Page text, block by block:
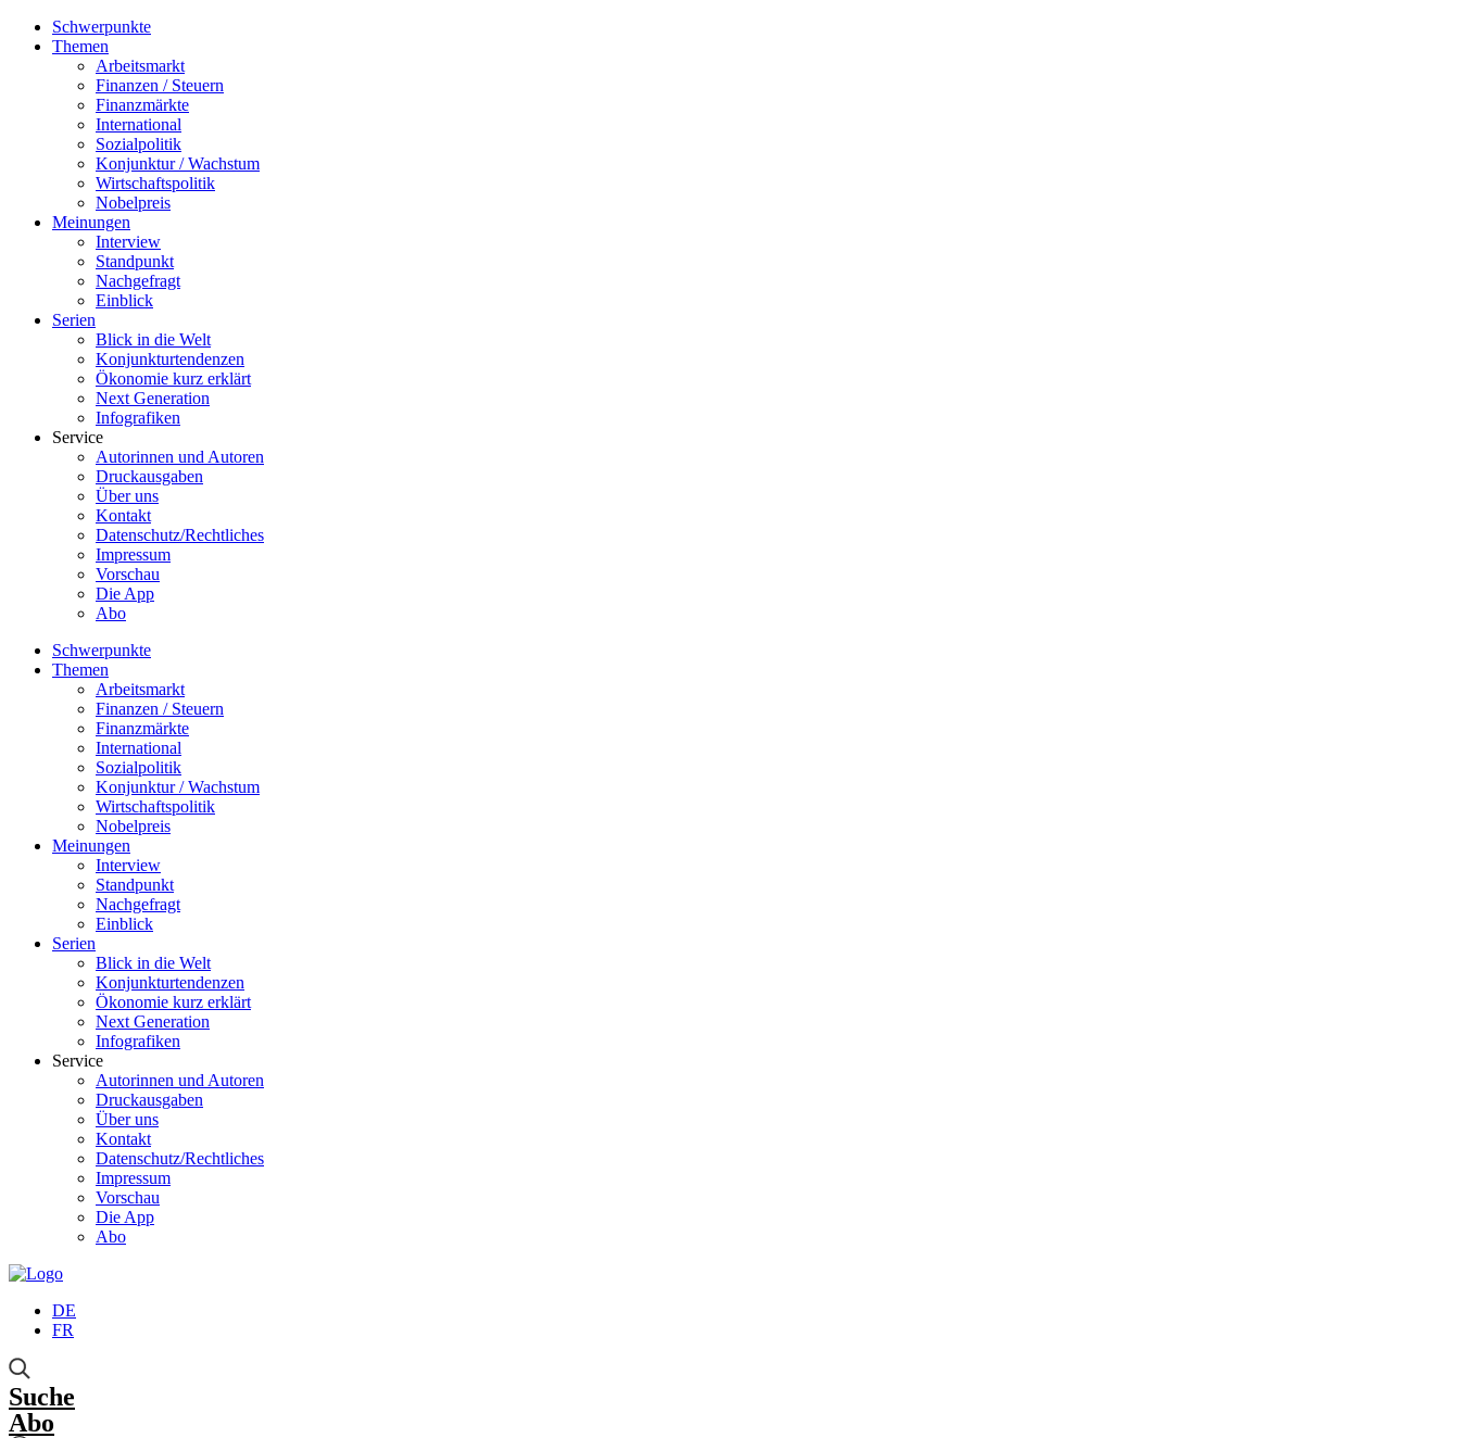
Schwerpunkte
Themen
Arbeitsmarkt
Finanzen / Steuern
Finanzmärkte
International
Sozialpolitik
Konjunktur / Wachstum
Wirtschaftspolitik
Nobelpreis
Meinungen
Interview
Standpunkt
Nachgefragt
Einblick
Serien
Blick in die Welt
Konjunkturtendenzen
Ökonomie kurz erklärt
Next Generation
Infografiken
Service
Autorinnen und Autoren
Druckausgaben
Über uns
Kontakt
Datenschutz/Rechtliches
Impressum
Vorschau
Die App
Abo
Schwerpunkte
Themen
Arbeitsmarkt
Finanzen / Steuern
Finanzmärkte
International
Sozialpolitik
Konjunktur / Wachstum
Wirtschaftspolitik
Nobelpreis
Meinungen
Interview
Standpunkt
Nachgefragt
Einblick
Serien
Blick in die Welt
Konjunkturtendenzen
Ökonomie kurz erklärt
Next Generation
Infografiken
Service
Autorinnen und Autoren
Druckausgaben
Über uns
Kontakt
Datenschutz/Rechtliches
Impressum
Vorschau
Die App
Abo
DE
FR
Suche
Abo